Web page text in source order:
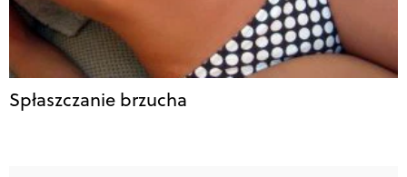
Spłaszczanie brzucha